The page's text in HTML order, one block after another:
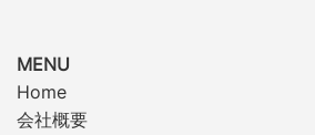
MENU
Home
会社概要